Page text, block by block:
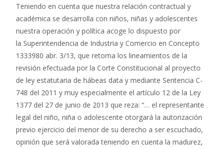
Teniendo en cuenta que nuestra relación contractual y
académica se desarrolla con niños, niñas y adolescentes
nuestra operación y política acoge lo dispuesto por
la Superintendencia de Industria y Comercio en Concepto
1333980 abr. 3/13, que retoma los lineamientos de la
revisión efectuada por la Corte Constitucional al proyecto
de ley estatutaria de hábeas data y mediante Sentencia C-
748 del 2011 y muy especialmente el artículo 12 de la Ley
1377 del 27 de junio de 2013 que reza: “… el representante
legal del niño, niña o adolescente otorgará la autorización
previo ejercicio del menor de su derecho a ser escuchado,
opinión que será valorada teniendo en cuenta la madurez,